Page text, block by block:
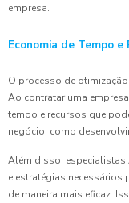
empresa.
Economia de Tempo e
O processo de
Ao contratar uma
tempo e recursos que
negócio, como
Além disso, especialistas
e estratégias necessários
de maneira mais eficaz.